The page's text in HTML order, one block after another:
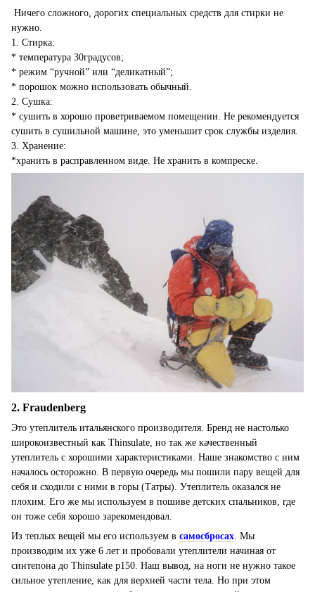
Ничего сложного, дорогих специальных средств для стирки не
нужно.
1. Стирка:
* температура 30градусов;
* режим “ручной” или “деликатный”;
* порошок можно использовать обычный.
2. Сушка:
* сушить в хорошо проветриваемом помещении. Не рекомендуется
сушить в сушильной машине, это уменьшит срок службы изделия.
3. Хранение:
*хранить в расправленном виде. Не хранить в компреске.
2. Fraudenberg
Это утеплитель итальянского производителя. Бренд не настолько
широкоизвестный как Thinsulate, но так же качественный
утеплитель с хорошими характеристиками. Наше знакомство с ним
началось осторожно. В первую очередь мы пошили пару вещей для
себя и сходили с ними в горы (Татры). Утеплитель оказался не
плохим. Его же мы используем в пошиве детских спальников, где
он тоже себя хорошо зарекомендовал.
Из теплых вещей мы его используем в самосбросах . Мы
производим их уже 6 лет и пробовали утеплители начиная от
синтепона до Thinsulate р150. Наш вывод, на ноги не нужно такое
сильное утепление, как для верхней части тела. Но при этом